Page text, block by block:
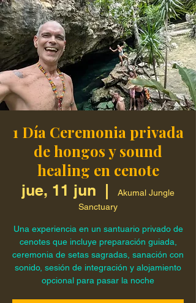
1 Día Ceremonia privada
de hongos y sound
healing en cenote
jue, 11 jun
  |
Akumal Jungle
Sanctuary
Una experiencia en un santuario privado de
cenotes que incluye preparación guiada,
ceremonia de setas sagradas, sanación con
sonido, sesión de integración y alojamiento
opcional para pasar la noche